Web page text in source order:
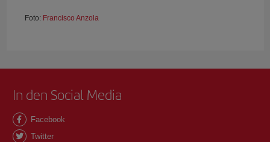
Foto: Francisco Anzola
In den Social Media
Facebook
Twitter